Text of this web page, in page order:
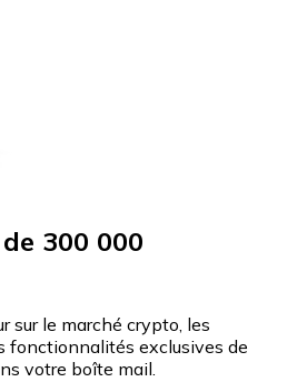
300 000
sur le marché crypto, les
fonctionnalités exclusives de
votre boîte mail.